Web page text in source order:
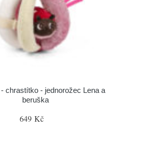
- chrastítko - jednorožec Lena a
beruška
649 Kč